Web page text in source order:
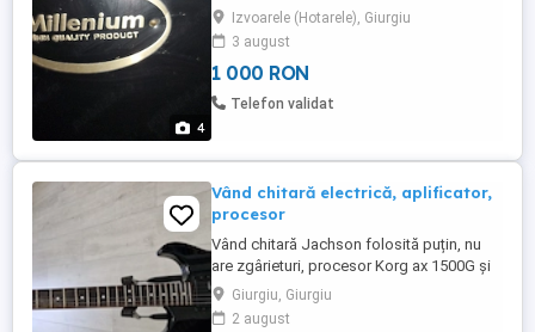
4
am luat ca învață copiii, dar nu au vrut. Am
tot, plus scaun, plus încă o pedala dubla.
Izvoarele (Hotarele), Giurgiu
3 august
1 000 RON
Telefon validat
Vând chitară electrică, aplificator,
procesor
Vând chitară Jachson folosită puțin, nu
are zgârieturi, procesor Korg ax 1500G și
amplificator Laney, pe lămpi.
Giurgiu, Giurgiu
2 august